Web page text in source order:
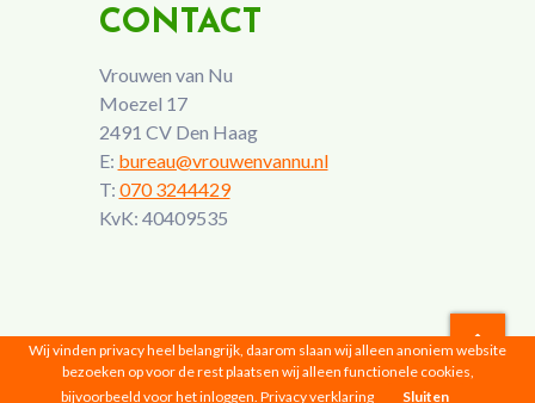
CONTACT
Vrouwen van Nu
Moezel 17
2491 CV Den Haag
E: bureau@vrouwenvannu.nl
T: 070 3244429
KvK: 40409535
Vrouwen van Nu © 2026 |Privacyverklaring
Wij vinden privacy heel belangrijk, daarom slaan wij alleen anoniem website
bezoeken op voor de rest plaatsen wij alleen functionele cookies,
bijvoorbeeld voor het inloggen. Privacy verklaring Sluiten